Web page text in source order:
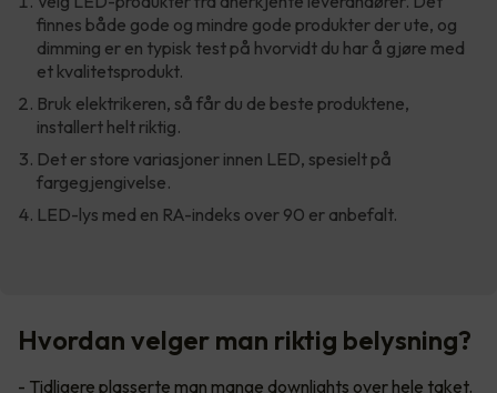
finnes både gode og mindre gode produkter der ute, og
dimming er en typisk test på hvorvidt du har å gjøre med
et kvalitetsprodukt.
Bruk elektrikeren, så får du de beste produktene,
installert helt riktig.
Det er store variasjoner innen LED, spesielt på
fargegjengivelse.
LED-lys med en RA-indeks over 90 er anbefalt.
Hvordan velger man riktig belysning?
- Tidligere plasserte man mange downlights over hele taket.